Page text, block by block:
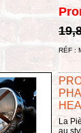
RÉF :
La
au